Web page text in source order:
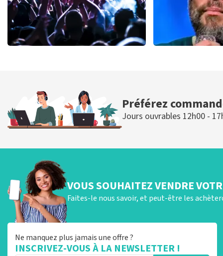
COMMANDER MAINTENANT
Préférez
Jours ouvrables 12h00 -
VOUS SOUHAITEZ VENDRE
Faites-le nous savoir, et peut-être les
Ne manquez plus jamais une offre ?
INSCRIVEZ-VOUS À LA NEWSLETTER !